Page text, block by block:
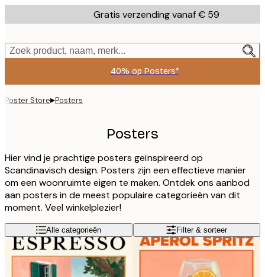
to
content.
Gratis verzending vanaf € 59
Zoek product, naam, merk...
40% op Posters*
Poster Store▸Posters
Posters
Hier vind je prachtige posters geïnspireerd op
Scandinavisch design. Posters zijn een effectieve manier
om een woonruimte eigen te maken. Ontdek ons aanbod
aan posters in de meest populaire categorieën van dit
moment. Veel winkelplezier!
Alle categorieën Filter & sorteer